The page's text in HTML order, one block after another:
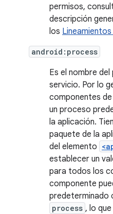
permisos,
descripción
los
android:process
Es el nombre
servicio. Por lo
componentes
un proceso
la aplicación.
paquete de la
del elemento
establecer un
para todos los
componente
predeterminado
process , lo